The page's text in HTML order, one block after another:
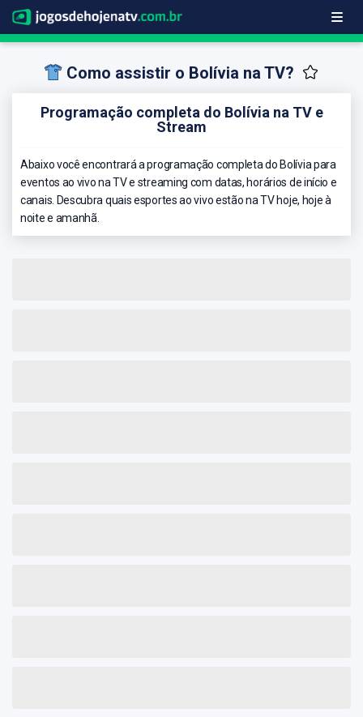
Como assistir o Bolívia na TV?
Programação completa do Bolívia na TV e
Stream
Abaixo você encontrará a programação completa do Bolívia para
eventos ao vivo na TV e streaming com datas, horários de início e
canais. Descubra quais esportes ao vivo estão na TV hoje, hoje à
noite e amanhã.